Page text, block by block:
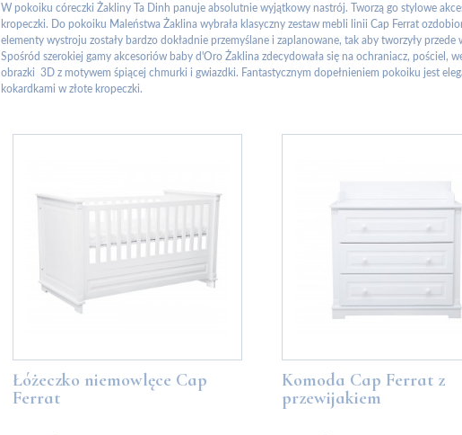
W pokoiku córeczki Żakliny Ta Dinh panuje absolutnie wyjątkowy nastrój. Tworzą go stylowe
kropeczki. Do pokoiku Maleństwa Żaklina wybrała klasyczny zestaw mebli linii Cap Ferrat
elementy wystroju zostały bardzo dokładnie przemyślane i zaplanowane, tak aby tworzyły
Spośród szerokiej gamy akcesoriów baby d'Oro Żaklina zdecydowała się na ochraniacz, pościel,
obrazki 3D z motywem śpiącej chmurki i gwiazdki. Fantastycznym dopełnieniem pokoiku jest
kokardkami w złote kropeczki.
Łóżeczko niemowlęce Cap
Ferrat
Komoda Cap Ferrat z
przewijakiem